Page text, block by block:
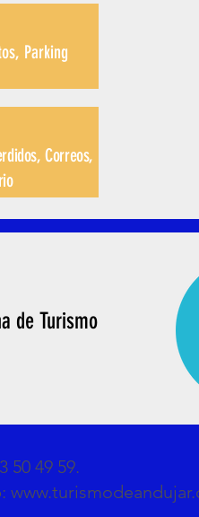
Parking
Correos,
o
de Turismo
50 49 59.